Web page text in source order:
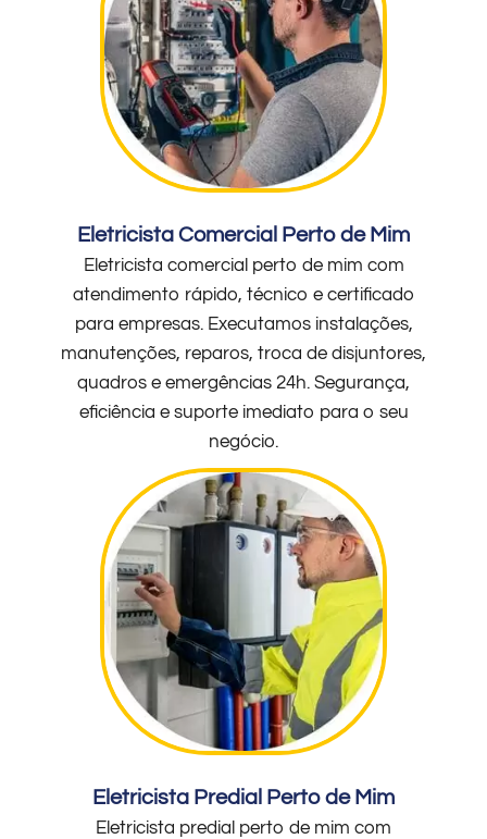
Eletricista Comercial Perto de Mim
Eletricista comercial perto de mim com
atendimento rápido, técnico e certificado
para empresas. Executamos instalações,
manutenções, reparos, troca de disjuntores,
quadros e emergências 24h. Segurança,
eficiência e suporte imediato para o seu
negócio.
Eletricista Predial Perto de Mim
Eletricista predial perto de mim com